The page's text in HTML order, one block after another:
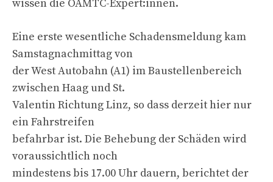
wissen die ÖAMTC-Expert:innen.
Eine erste wesentliche Schadensmeldung kam
Samstagnachmittag von
der West Autobahn (A1) im Baustellenbereich
zwischen Haag und St.
Valentin Richtung Linz, so dass derzeit hier nur
ein Fahrstreifen
befahrbar ist. Die Behebung der Schäden wird
voraussichtlich noch
mindestens bis 17.00 Uhr dauern, berichtet der